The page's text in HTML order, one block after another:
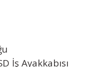
İş Ayakkabısı